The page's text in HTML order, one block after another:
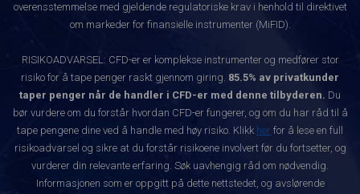
overensstemmelse med gjeldende regulatoriske krav i henhold til direktivet
om markeder for finansielle instrumenter (MiFID).
RISIKOADVARSEL: CFD-er er komplekse instrumenter og medfører stor
risiko for å tape penger raskt gjennom giring. 85.5% av privatkunder
taper penger når de handler i CFD-er med denne tilbyderen. Du
bør vurdere om du forstår hvordan CFD-er fungerer, og om du har råd til å
tape pengene dine ved å handle med høy risiko. Klikk her for å lese en full
risikoadvarsel og sikre at du forstår risikoene involvert før du fortsetter, og
vurderer din relevante erfaring. Søk uavhengig råd om nødvendig.
Informasjonen som er oppgitt på dette nettstedet, og avslørende